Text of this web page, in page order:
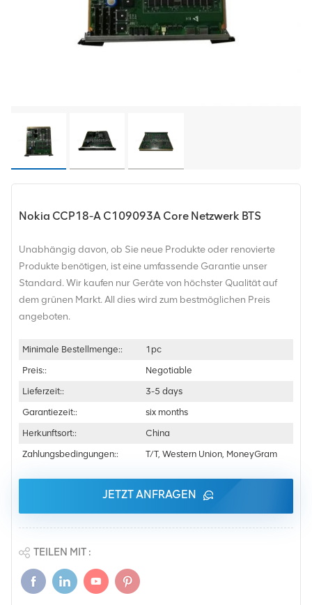
Nokia CCP18-A C109093A Core Netzwerk BTS
Unabhängig davon, ob Sie neue Produkte oder renovierte
Produkte benötigen, ist eine umfassende Garantie unser
Standard. Wir kaufen nur Geräte von höchster Qualität auf
dem grünen Markt. All dies wird zum bestmöglichen Preis
angeboten.
Minimale Bestellmenge::
1pc
Preis::
Negotiable
Lieferzeit::
3-5 days
Garantiezeit::
six months
Herkunftsort::
China
Zahlungsbedingungen::
T/T, Western Union, MoneyGram
JETZT ANFRAGEN
TEILEN MIT :